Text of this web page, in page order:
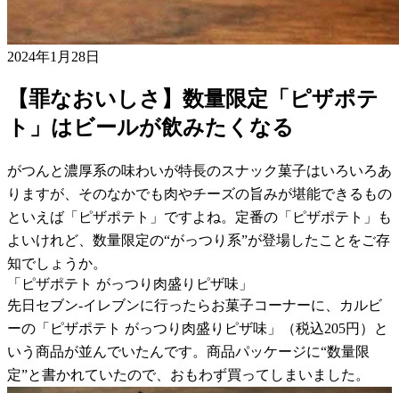
2024年1月28日
【罪なおいしさ】数量限定「ピザポテ
ト」はビールが飲みたくなる
がつんと濃厚系の味わいが特長のスナック菓子はいろいろあ
りますが、そのなかでも肉やチーズの旨みが堪能できるもの
といえば「ピザポテト」ですよね。定番の「ピザポテト」も
よいけれど、数量限定の“がっつり系”が登場したことをご存
知でしょうか。
「ピザポテト がっつり肉盛りピザ味」
先日セブン-イレブンに行ったらお菓子コーナーに、カルビ
ーの「ピザポテト がっつり肉盛りピザ味」（税込205円）と
いう商品が並んでいたんです。商品パッケージに“数量限
定”と書かれていたので、おもわず買ってしまいました。